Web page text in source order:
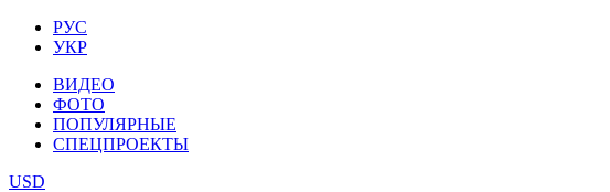
РУС
УКР
ВИДЕО
ФОТО
ПОПУЛЯРНЫЕ
СПЕЦПРОЕКТЫ
USD